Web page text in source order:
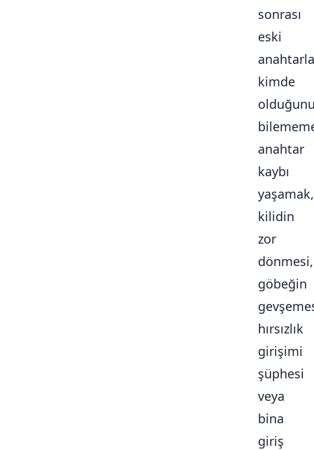
sonrası
eski
kimde
anahtar
kaybı
yaşamak,
kilidin
zor
dönmesi,
göbeğin
hırsızlık
girişimi
şüphesi
veya
bina
giriş